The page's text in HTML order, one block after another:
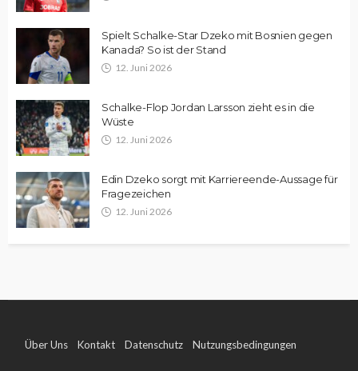
Spielt Schalke-Star Dzeko mit Bosnien gegen
Kanada? So ist der Stand
12. Juni 2026
Schalke-Flop Jordan Larsson zieht es in die
Wüste
12. Juni 2026
Edin Dzeko sorgt mit Karriereende-Aussage für
Fragezeichen
12. Juni 2026
Über Uns Kontakt Datenschutz Nutzungsbedingungen